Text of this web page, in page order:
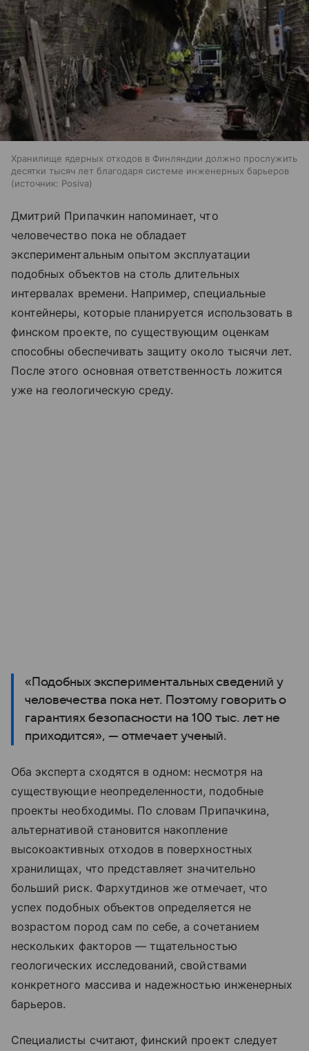
Хранилище ядерных отходов в Финляндии должно прослужить
десятки тысяч лет благодаря системе инженерных барьеров
источник: Posiva
Дмитрий Припачкин напоминает, что
человечество пока не обладает
экспериментальным опытом эксплуатации
подобных объектов на столь длительных
интервалах времени. Например, специальные
контейнеры, которые планируется использовать в
финском проекте, по существующим оценкам
способны обеспечивать защиту около тысячи лет.
После этого основная ответственность ложится
уже на геологическую среду.
«Подобных экспериментальных сведений у
человечества пока нет. Поэтому говорить о
гарантиях безопасности на 100 тыс. лет не
приходится», — отмечает ученый.
Оба эксперта сходятся в одном: несмотря на
существующие неопределенности, подобные
проекты необходимы. По словам Припачкина,
альтернативой становится накопление
высокоактивных отходов в поверхностных
хранилищах, что представляет значительно
больший риск. Фархутдинов же отмечает, что
успех подобных объектов определяется не
возрастом пород сам по себе, а сочетанием
нескольких факторов — тщательностью
геологических исследований, свойствами
конкретного массива и надежностью инженерных
барьеров.
Специалисты считают, финский проект следует